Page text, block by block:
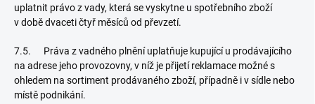
uplatnit právo z vady, která se vyskytne u spotřebního zboží
v době dvaceti čtyř měsíců od převzetí.
7.5. Práva z vadného plnění uplatňuje kupující u prodávajícího
na adrese jeho provozovny, v níž je přijetí reklamace možné s
ohledem na sortiment prodávaného zboží, případně i v sídle nebo
místě podnikání.